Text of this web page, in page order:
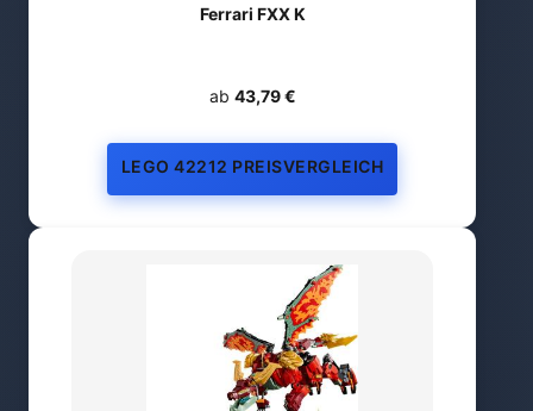
Ferrari FXX K
ab 43,79 €
LEGO 42212 PREISVERGLEICH